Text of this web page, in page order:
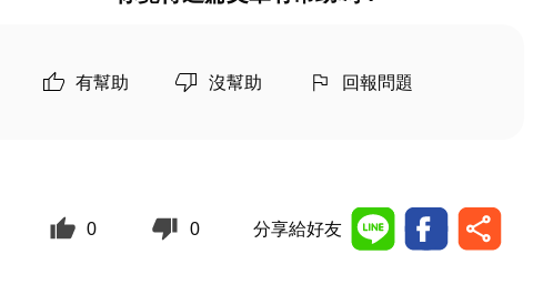
有幫助 沒幫助 回報問題
0 0 分享給好友